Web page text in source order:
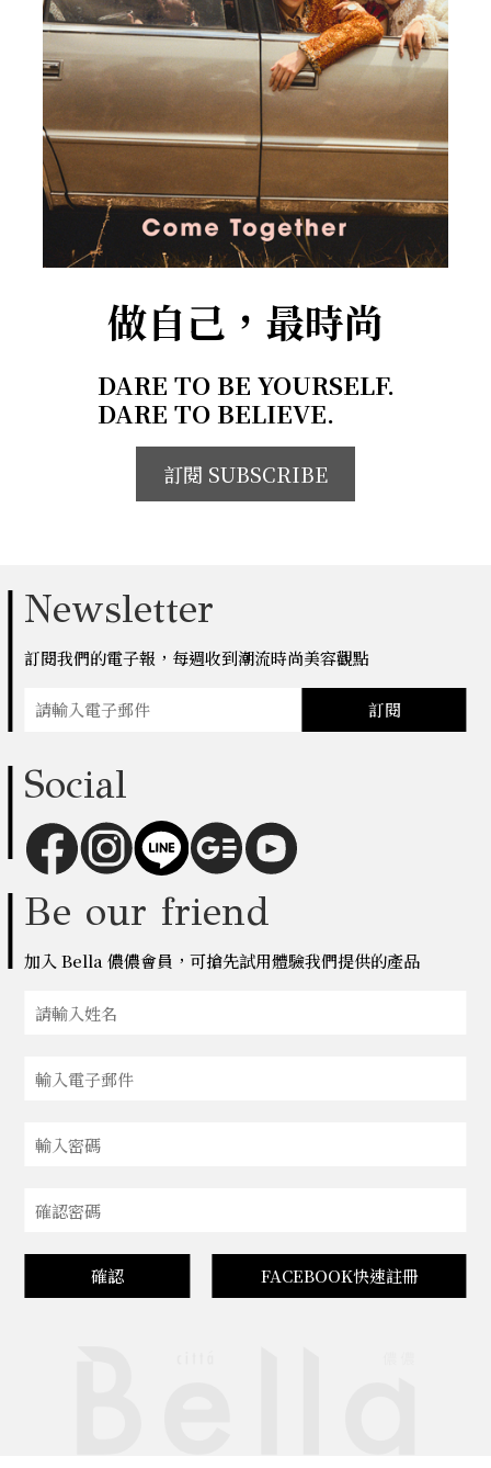
做自己，最時尚
DARE TO BE YOURSELF.
DARE TO BELIEVE.
訂閱 SUBSCRIBE
Newsletter
訂閱我們的電子報，每週收到潮流時尚美容觀點
訂閱
Social
Be our friend
加入 Bella 儂儂會員，可搶先試用體驗我們提供的產品
確認 FACEBOOK快速註冊